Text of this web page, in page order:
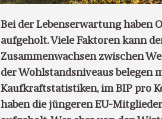
Bei der Lebenserwartung haben
aufgeholt. Viele Faktoren kann
Zusammenwachsen zwischen
der Wohlstandsniveaus belegen
Kaufkraftstatistiken, im BIP pro
haben die jüngeren EU-